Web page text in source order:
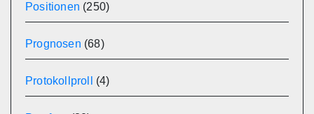
Positionen (250)
Prognosen (68)
Protokollproll (4)